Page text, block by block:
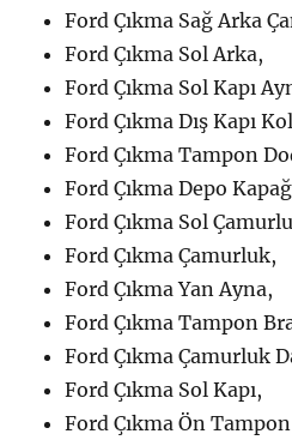
Ford Çıkma Sağ Arka
Ford Çıkma Sol Arka,
Ford Çıkma Sol Kapı
Ford Çıkma Dış Kapı
Ford Çıkma Tampon
Ford Çıkma Depo
Ford Çıkma Sol
Ford Çıkma Çamurluk,
Ford Çıkma Yan Ayna,
Ford Çıkma Tampon
Ford Çıkma Çamurluk
Ford Çıkma Sol Kapı,
Ford Çıkma Ön